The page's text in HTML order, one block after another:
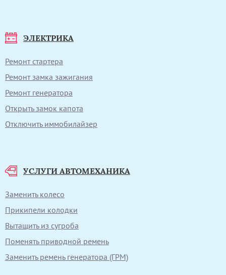
ЭЛЕКТРИКА
Ремонт стартера
Ремонт замка зажигания
Ремонт генератора
Открыть замок капота
Отключить иммобилайзер
УСЛУГИ АВТОМЕХАНИКА
Заменить колесо
Прикипели колодки
Вытащить из сугроба
Поменять приводной ремень
Заменить ремень генератора (ГРМ)